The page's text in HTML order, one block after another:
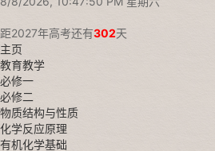
距2027年高考还有302天
主页
教育教学
必修一
必修二
物质结构与性质
化学反应原理
有机化学基础